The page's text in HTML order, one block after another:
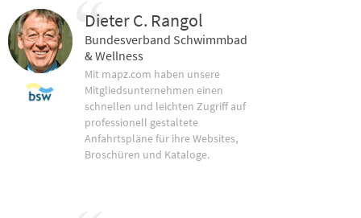
Dieter C. Rangol
Bundesverband Schwimmbad
& Wellness
Mit mapz.com haben unsere
Mitgliedsunternehmen einen
schnellen und leichten Zugriff auf
professionell gestaltete
Anfahrtspläne für ihre Websites,
Broschüren und Kataloge.